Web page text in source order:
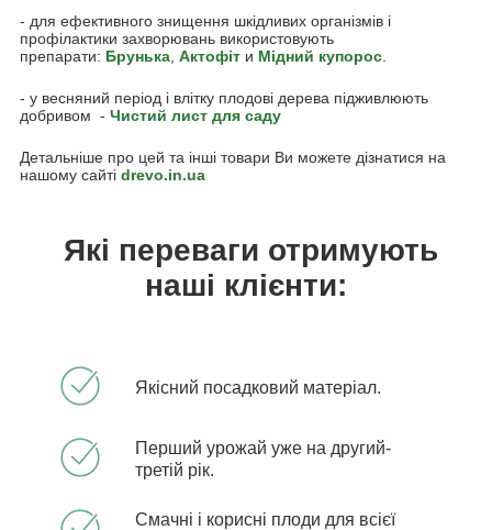
- для ефективного знищення шкідливих організмів і
профілактики захворювань використовують
препарати: Брунька Актофіт и Мідний купорос
- у весняний період і влітку плодові дерева підживлюють
добривом - Чистий лист для саду
Детальніше про цей та інші товари Ви можете дізнатися на
нашому сайті drevo.in.ua
Які переваги отримують
наші клієнти:
Якісний посадковий матеріал.
Перший урожай уже на другий-
третій рік.
Смачні і корисні плоди для всієї